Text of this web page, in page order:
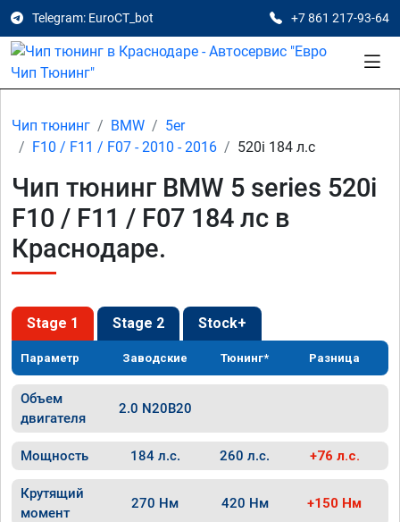
Telegram: EuroCT_bot +7 861 217-93-64
Чип тюнинг BMW
5er
F10 / F11 / F07 - 2010 - 2016
520i 184 л.с
Чип тюнинг BMW 5 series 520i
F10 / F11 / F07 184 лс в
Краснодаре.
Stage 1 Stage 2 Stock+
Параметр Заводские Тюнинг* Разница
Объем
двигателя
2.0 N20B20
Мощность 184 л.с. 260 л.с. +76 л.с.
Крутящий
момент
270 Нм 420 Нм +150 Нм